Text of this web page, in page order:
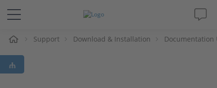
Lösungen & Produkte
Support
Support Download & Installation Documentation